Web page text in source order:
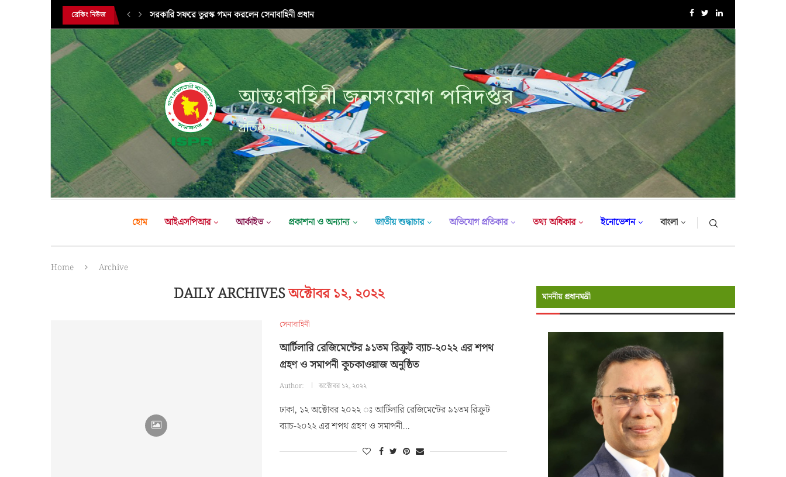
ব্রেকিং নিউজ সরকারি সফরে তুরস্ক গমন করলেন সেনাবাহিনী প্রধান এক্সারসাইজ টাইগার লাইটনিং-২০২৬ এর উদ্বোধনী অনুষ্ঠান
আন্তঃবাহিনী জনসংযোগ পরিদপ্তর
প্রতিরক্ষা মন্ত্রণালয়
হোম আইএসপিআর আর্কাইভ প্রকাশনা ও অন্যান্য জাতীয় শুদ্ধাচার অভিযোগ প্রতিকার তথ্য অধিকার ইনোভেশন বাংলা
Home Archive
DAILY ARCHIVESঅক্টোবর ১২, ২০২২
সেনাবাহিনী
আর্টিলারি রেজিমেন্টের ৯১তম রিক্রুট ব্যাচ-২০২২ এর শপথ
গ্রহণ ও সমাপনী কুচকাওয়াজ অনুষ্ঠিত
Author: অক্টোবর ১২, ২০২২
ঢাকা, ১২ অক্টোবর ২০২২ ঃ আর্টিলারি রেজিমেন্টের ৯১তম রিক্রুট
ব্যাচ-২০২২ এর শপথ গ্রহণ ও সমাপনী…
মাননীয় প্রধানমন্রী